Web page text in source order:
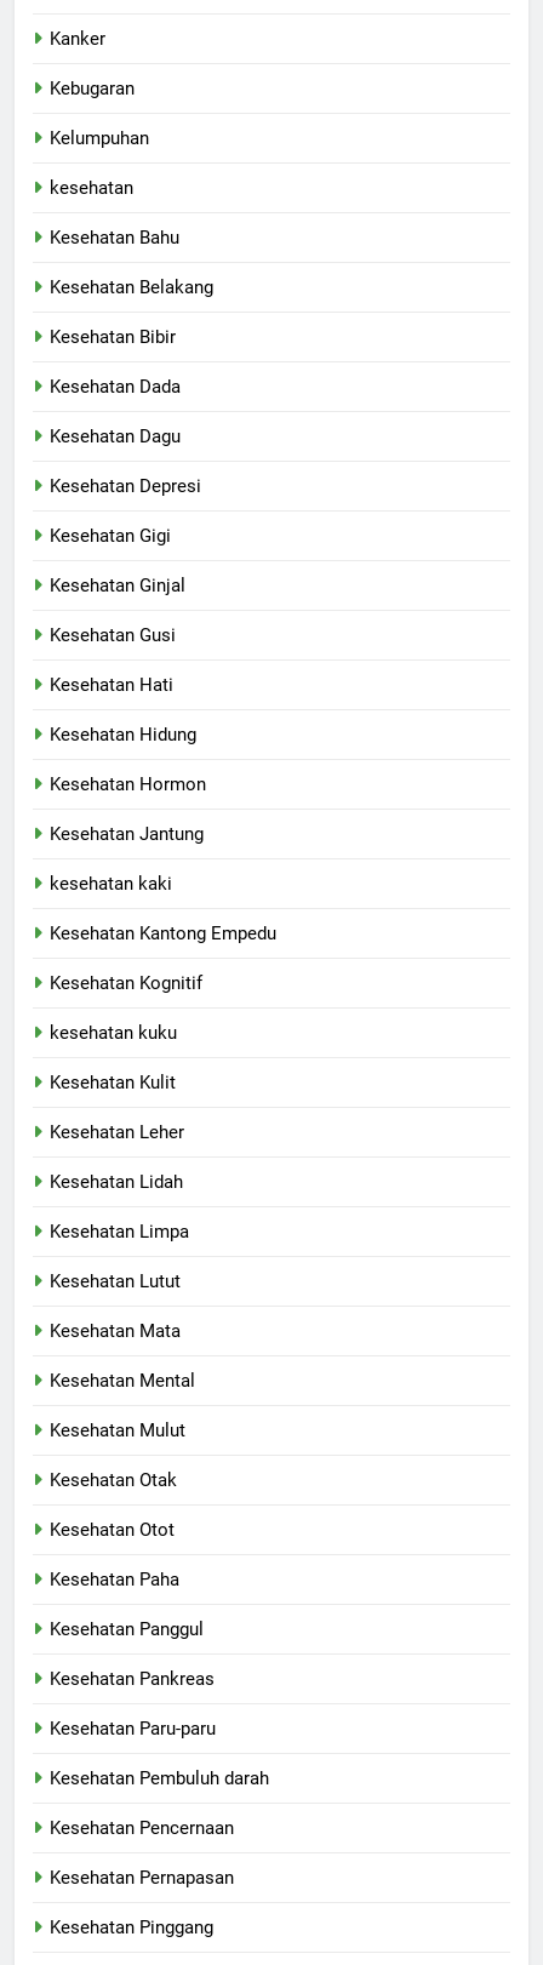
Kanker
Kebugaran
Kelumpuhan
kesehatan
Kesehatan Bahu
Kesehatan Belakang
Kesehatan Bibir
Kesehatan Dada
Kesehatan Dagu
Kesehatan Depresi
Kesehatan Gigi
Kesehatan Ginjal
Kesehatan Gusi
Kesehatan Hati
Kesehatan Hidung
Kesehatan Hormon
Kesehatan Jantung
kesehatan kaki
Kesehatan Kantong Empedu
Kesehatan Kognitif
kesehatan kuku
Kesehatan Kulit
Kesehatan Leher
Kesehatan Lidah
Kesehatan Limpa
Kesehatan Lutut
Kesehatan Mata
Kesehatan Mental
Kesehatan Mulut
Kesehatan Otak
Kesehatan Otot
Kesehatan Paha
Kesehatan Panggul
Kesehatan Pankreas
Kesehatan Paru-paru
Kesehatan Pembuluh darah
Kesehatan Pencernaan
Kesehatan Pernapasan
Kesehatan Pinggang